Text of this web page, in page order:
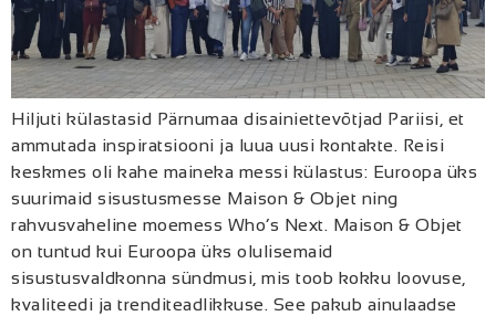
Hiljuti külastasid Pärnumaa disainiettevõtjad Pariisi, et
ammutada inspiratsiooni ja luua uusi kontakte. Reisi
keskmes oli kahe maineka messi külastus: Euroopa üks
suurimaid sisustusmesse Maison & Objet ning
rahvusvaheline moemess Who’s Next. Maison & Objet
on tuntud kui Euroopa üks olulisemaid
sisustusvaldkonna sündmusi, mis toob kokku loovuse,
kvaliteedi ja trenditeadlikkuse. See pakub ainulaadse